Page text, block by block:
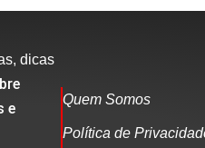
dicas
e
Quem Somos
Política de